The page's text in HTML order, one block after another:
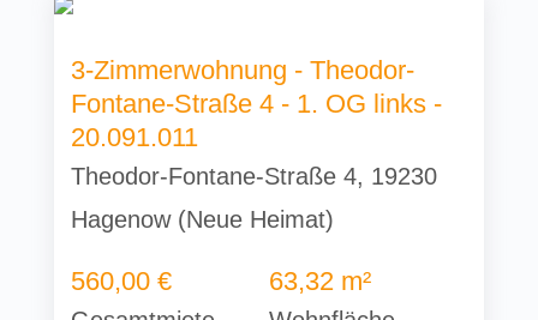
3-Zimmerwohnung - Theodor-
Fontane-Straße 4 - 1. OG links -
20.091.011
Theodor-Fontane-Straße 4, 19230
Hagenow (Neue Heimat)
560,00 € 63,32 m²